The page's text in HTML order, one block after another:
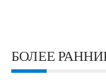
БОЛЕЕ